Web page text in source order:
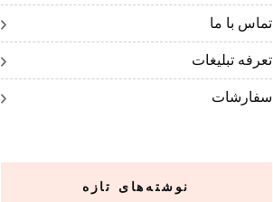
تماس با ما
تعرفه تبلیغات
سفارشات
نوشته‌های تازه